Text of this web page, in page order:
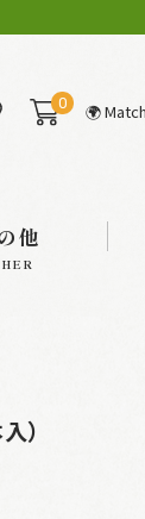
0 🌍
他
）